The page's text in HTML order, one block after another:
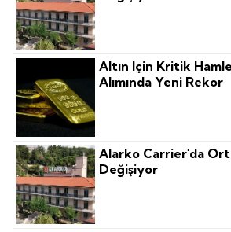
Altın Için Kritik
Alımında Yeni Rekor
Alarko Carrier'da
Değişiyor